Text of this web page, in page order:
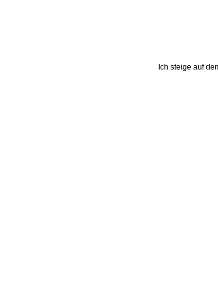
Ich steige auf